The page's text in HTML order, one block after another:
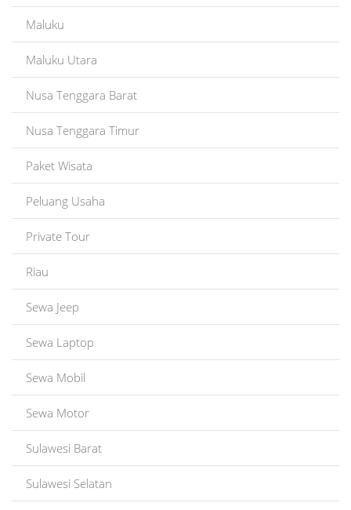
Maluku
Maluku Utara
Nusa Tenggara Barat
Nusa Tenggara Timur
Paket Wisata
Peluang Usaha
Private Tour
Riau
Sewa Jeep
Sewa Laptop
Sewa Mobil
Sewa Motor
Sulawesi Barat
Sulawesi Selatan